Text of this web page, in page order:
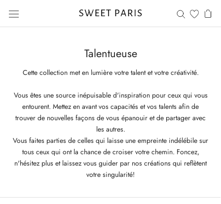
content
Talentueuse
Cette collection met en lumière votre talent et votre créativité.
Vous êtes une source inépuisable d'inspiration pour ceux qui vous
entourent. Mettez en avant vos capacités et vos talents afin de
trouver de nouvelles façons de vous épanouir et de partager avec
les autres.
Vous faites parties de celles qui laisse une empreinte indélébile sur
tous ceux qui ont la chance de croiser votre chemin. Foncez,
n'hésitez plus et laissez vous guider par nos créations qui reflètent
votre singularité!